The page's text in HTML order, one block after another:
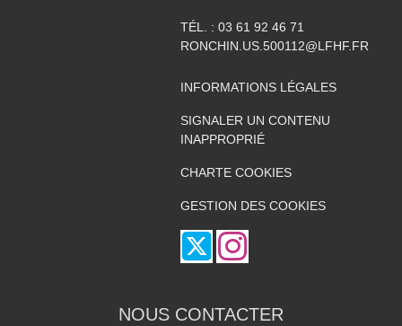
TÉL. : 03 61 92 46 71
RONCHIN.US.500112@LFHF.FR
INFORMATIONS LÉGALES
SIGNALER UN CONTENU
INAPPROPRIÉ
CHARTE COOKIES
GESTION DES COOKIES
NOUS CONTACTER